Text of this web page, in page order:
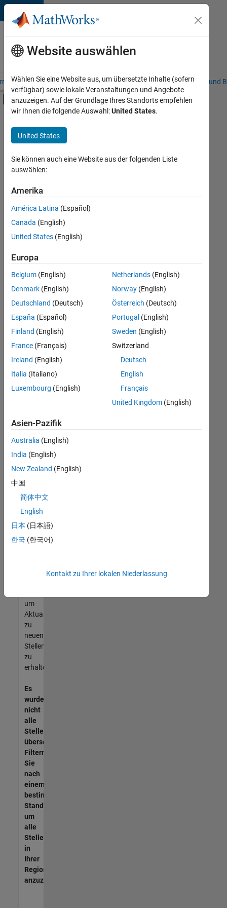
Weiter zum Inhalt
Karriere
bei
MathWorks
– Übersicht Stellensuche Niederlassungen Studierende und
Umschaltung für Off-Canvas-
Hauptinhalt
Praktika
Customer Support
Education Sales
Inside Sales
Sales Operations
Marketing Communications
Marketing Services
Business Model Team
+8
Derzeit
es
keine
offenen
Stellen,
Ihren
Suchkriterien
entsprechen.
können
die
Suchkriterien
weiter
fassen
oder
alle
Stellenangebote
anzeigen .
noch
keine
offenen
Stellen
können,
die
Ihren
entsprechen,
werden
unseres
um
Aktualisierungen
zu
neuen
Stellenangeboten
zu
erhalten.
Es
wurden
nicht
alle
Stellen
übersetzt.
Filtern
Sie
nach
einem
bestimmten
Standort,
um
alle
Stellenangebote
in
Ihrer
Region
anzuzeigen.
Website auswählen
Wählen Sie eine Website aus, um übersetzte Inhalte (sofern
verfügbar) sowie lokale Veranstaltungen und Angebote
anzuzeigen. Auf der Grundlage Ihres Standorts empfehlen
wir Ihnen die folgende Auswahl:United States.
United States
Sie können auch eine Website aus der folgenden Liste
auswählen:
Amerika
América Latina (Español)
Canada (English)
United States (English)
Europa
Belgium (English)
Denmark (English)
Deutschland (Deutsch)
España (Español)
Finland (English)
France (Français)
Ireland (English)
Italia (Italiano)
Luxembourg (English)
Netherlands(English)
Norway(English)
Österreich (Deutsch)
Portugal (English)
Sweden (English)
Switzerland
Deutsch
English
Français
United Kingdom(English)
Asien-Pazifik
Australia (English)
India (English)
New Zealand (English)
中国
简体中文
English
日本 (日本語)
한국 (한국어)
Kontakt zu Ihrer lokalen Niederlassung